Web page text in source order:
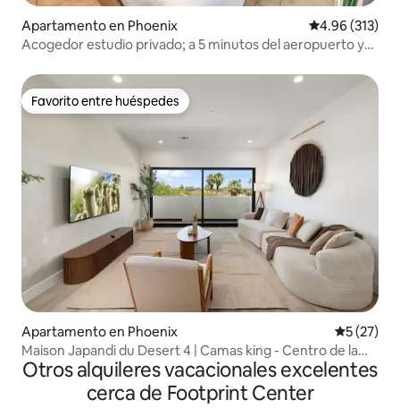
Apartamento en Phoenix Calificación
4.96 (313)
Acogedor estudio privado; a 5 minutos del aeropuerto y
Favorito entre huéspedes
Favorito entre huéspedes
Apartamento en Phoenix
5 (27)
Maison Japandi du Desert 4 | Camas king - Centro de la
ciudad
Otros alquileres vacacionales excelentes
cerca de Footprint Center